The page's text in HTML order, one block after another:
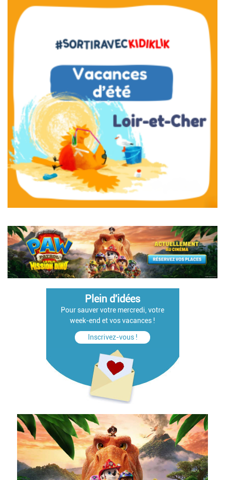
Plein d'idées
Pour sauver votre mercredi, votre
week-end et vos vacances !
Inscrivez-vous !